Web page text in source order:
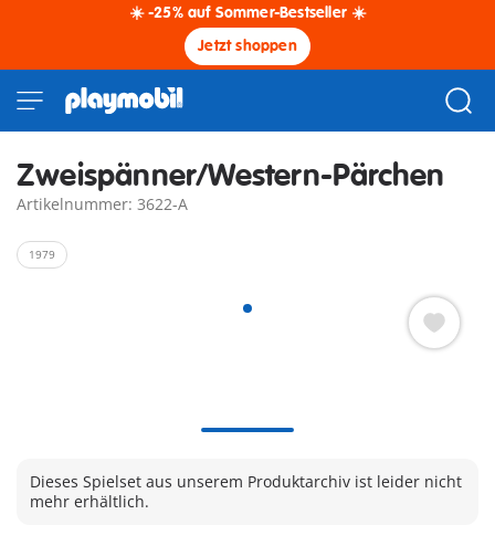
☀️ -25% auf Sommer-Bestseller ☀️
Jetzt shoppen
Zweispänner/Western-Pärchen
Artikelnummer: 3622-A
1979
Dieses Spielset aus unserem Produktarchiv ist leider nicht
mehr erhältlich.